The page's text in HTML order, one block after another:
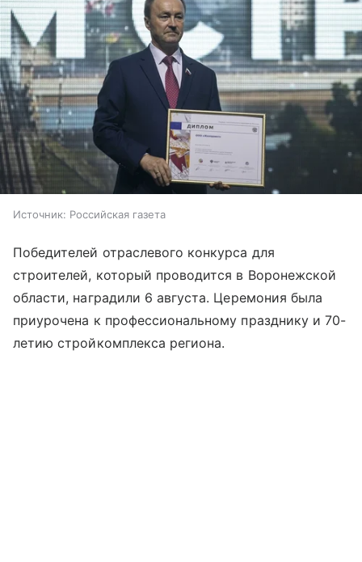
Источник: Российская газета
Победителей отраслевого конкурса для
строителей, который проводится в Воронежской
области, наградили 6 августа. Церемония была
приурочена к профессиональному празднику и 70-
летию стройкомплекса региона.